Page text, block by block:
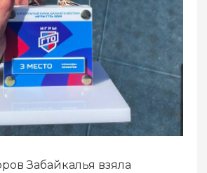
Забайкалья взяла